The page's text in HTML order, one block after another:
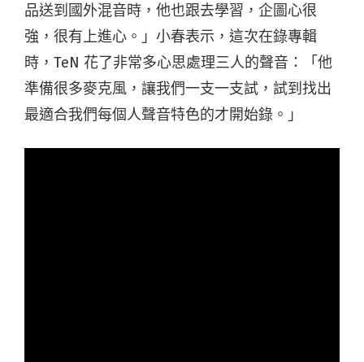
品送到國外混音時，他也跟去學習，企圖心很
強，很有上進心。」小春表示，這次在錄專輯
時，TeN 花了非常多心思處理三人的聲音：「他
準備很多麥克風，讓我們一支一支試，試到找出
最適合我們每個人聲音特色的才開始錄。」